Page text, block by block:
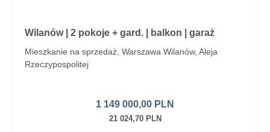
Wilanów | 2 pokoje + gard. | balkon | garaż
Mieszkanie na sprzedaż, Warszawa Wilanów, Aleja
Rzeczypospolitej
1 149 000,00 PLN
21 024,70 PLN